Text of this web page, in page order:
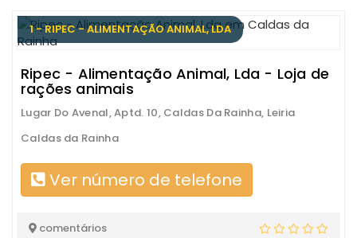
1 - RIPEC - ALIMENTAÇÃO ANIMAL, LDA
Ripec - Alimentação Animal, Lda - Loja de
rações animais
Lugar Do Avenal, Aptd. 10, Caldas Da Rainha, Leiria
Caldas da Rainha
Ver número de telefone
comentários